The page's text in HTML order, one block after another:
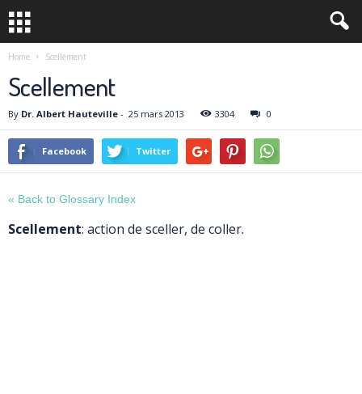
Home Scellement
Scellement
By Dr. Albert Hauteville - 25 mars 2013 3304 0
Facebook Twitter
« Back to Glossary Index
Scellement: action de sceller, de coller.